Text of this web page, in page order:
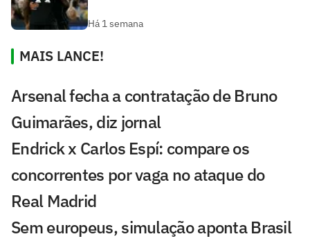
Há 1 semana
MAIS LANCE!
Arsenal fecha a contratação de Bruno
Guimarães, diz jornal
Endrick x Carlos Espí: compare os
concorrentes por vaga no ataque do
Real Madrid
Sem europeus, simulação aponta Brasil